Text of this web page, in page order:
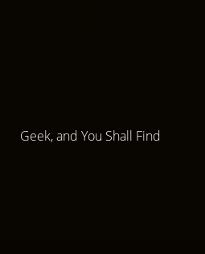
Geek, and You Shall Find